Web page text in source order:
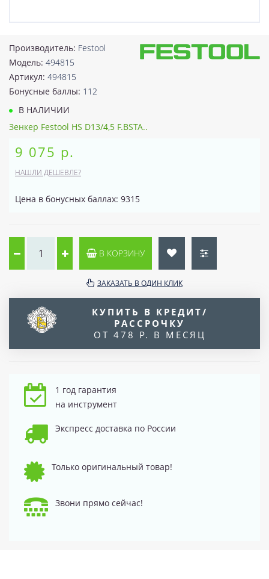
Производитель: Festool
Модель: 494815
Артикул: 494815
Бонусные баллы: 112
В НАЛИЧИИ
Зенкер Festool HS D13/4,5 F.BSTA..
9 075 р.
НАШЛИ ДЕШЕВЛЕ?
Цена в бонусных баллах: 9315
В КОРЗИНУ
ЗАКАЗАТЬ В ОДИН КЛИК
КУПИТЬ В КРЕДИТ/
РАССРОЧКУ
ОТ 478 Р. В МЕСЯЦ
1 год гарантия
на инструмент
Экспресс доставка по России
Только оригинальный товар!
Звони прямо сейчас!